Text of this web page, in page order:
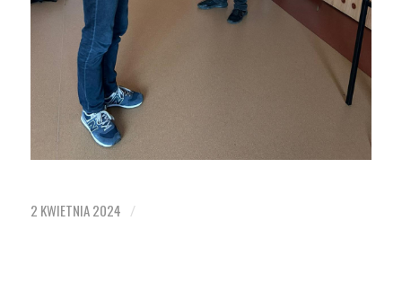
2 KWIETNIA 2024 /